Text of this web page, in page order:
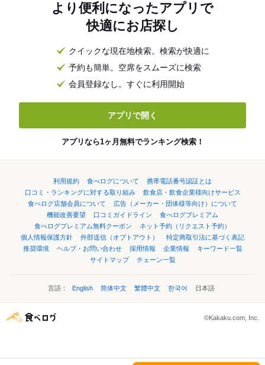
より便利になったアプリで
快適にお店探し
クイックな現在地検索。検索が快適に
予約も簡単。空席をスムーズに検索
会員登録なし。すぐに利用開始
アプリで開く
アプリなら1ヶ月無料でランキング検索！
利用規約 食べログについて
携帯電話番号認証とは
口コミ・ランキングに対する取り組み
飲食店・飲食企業様向けサービス
食べログ店舗会員について
広告（メーカー・団体様等向け）について
機能改善要望
口コミガイドライン
食べログプレミアム
食べログプレミアム無料クーポン
ネット予約（リクエスト予約）
個人情報保護方針
外部送信（オプトアウト）
特定商取引法に基づく表記
推奨環境
ヘルプ・お問い合わせ 採用情報 企業情報
キーワード一覧
サイトマップ
チェーン一覧
言語： English 简体中文 繁體中文 한국어 日本語
©Kakaku.com, Inc.